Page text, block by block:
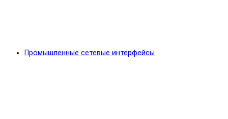
Промышленные сетевые интерфейсы